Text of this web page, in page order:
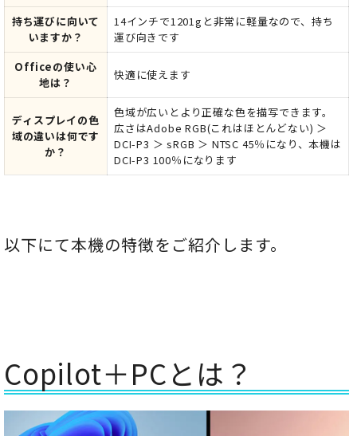
持ち運びに向いて
いますか？
14インチで1201gと非常に軽量なので、持ち
運び向きです
Officeの使い心
地は？
快適に使えます
ディスプレイの色
域の違いは何です
か？
色域が広いとより正確な色を描写できます。
広さはAdobe RGB(これはほとんどない) ＞
DCI-P3 ＞ sRGB ＞ NTSC 45％になり、本機は
DCI-P3 100％になります
以下にて本機の特徴をご紹介します。
Copilot＋PCとは？